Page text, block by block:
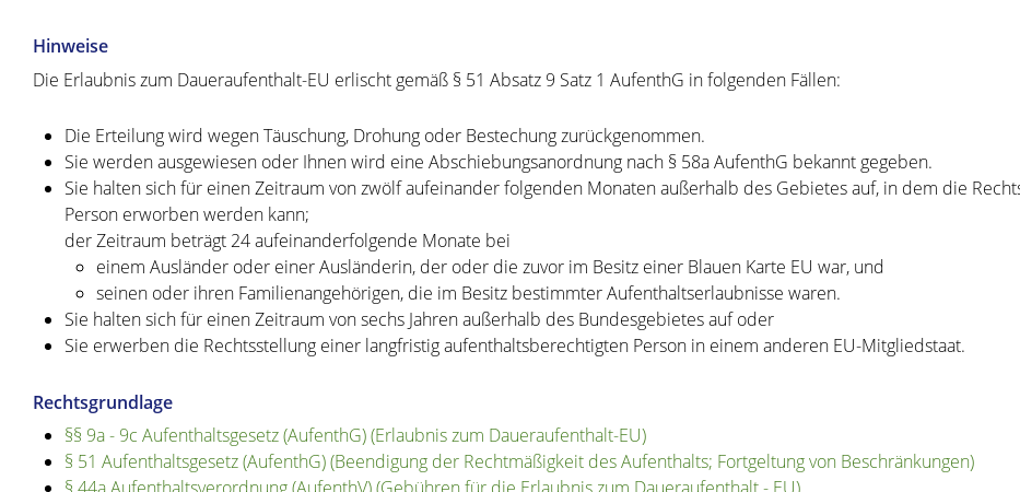
Hinweise
Die Erlaubnis zum Daueraufenthalt-EU erlischt gemäß § 51 Absatz 9 Satz 1 AufenthG in folgenden Fällen:
Die Erteilung wird wegen Täuschung, Drohung oder Bestechung zurückgenommen.
Sie werden ausgewiesen oder Ihnen wird eine Abschiebungsanordnung nach § 58a AufenthG bekannt gegeben.
Sie halten sich für einen Zeitraum von zwölf aufeinander folgenden Monaten außerhalb des Gebietes auf, in dem die
Person erworben werden kann;
der Zeitraum beträgt 24 aufeinanderfolgende Monate bei
einem Ausländer oder einer Ausländerin, der oder die zuvor im Besitz einer Blauen Karte EU war, und
seinen oder ihren Familienangehörigen, die im Besitz bestimmter Aufenthaltserlaubnisse waren.
Sie halten sich für einen Zeitraum von sechs Jahren außerhalb des Bundesgebietes auf oder
Sie erwerben die Rechtsstellung einer langfristig aufenthaltsberechtigten Person in einem anderen EU-Mitgliedstaat.
Rechtsgrundlage
§§ 9a - 9c Aufenthaltsgesetz (AufenthG) (Erlaubnis zum Daueraufenthalt-EU)
§ 51 Aufenthaltsgesetz (AufenthG) (Beendigung der Rechtmäßigkeit des Aufenthalts; Fortgeltung von Beschränkungen)
§ 44a Aufenthaltsverordnung (AufenthV) (Gebühren für die Erlaubnis zum Daueraufenthalt - EU)